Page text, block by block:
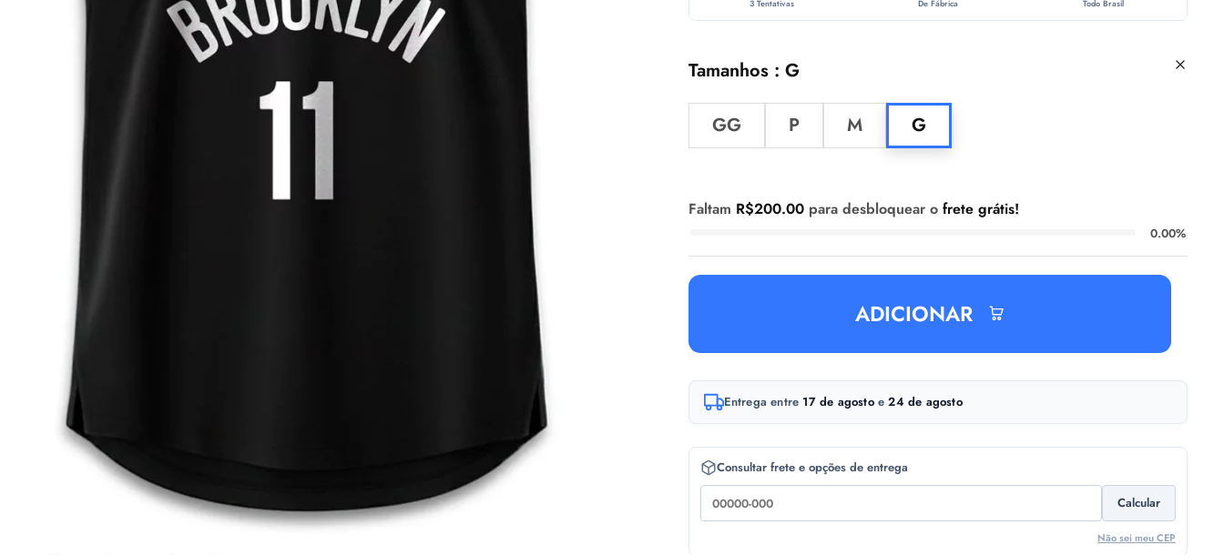
3 Tentativas De Fábrica Todo Brasil
Tamanhos G
GG P M G
Faltam R$200.00para desbloquear ofrete grátis!
0.00%
ADICIONAR
A
Entrega entre 17 de agostoe24 de agosto
Consultar frete e opções de entrega
Calcular
Não sei meu CEP